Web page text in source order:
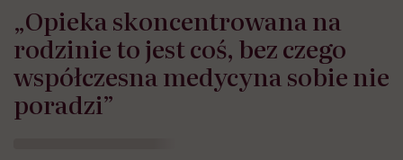
„Opieka skoncentrowana na
rodzinie to jest coś, bez czego
współczesna medycyna sobie nie
poradzi”